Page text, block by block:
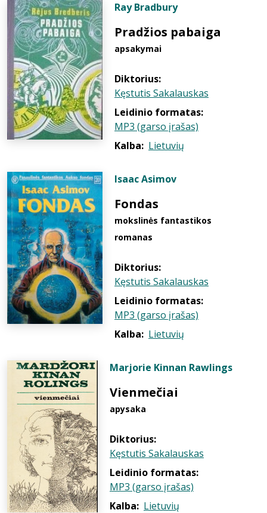
Ray Bradbury
Pradžios pabaiga
apsakymai
Diktorius:
Kęstutis Sakalauskas
Leidinio formatas:
MP3 (garso įrašas)
Kalba: Lietuvių
Isaac Asimov
Fondas
mokslinės fantastikos
romanas
Diktorius:
Kęstutis Sakalauskas
Leidinio formatas:
MP3 (garso įrašas)
Kalba: Lietuvių
Marjorie Kinnan Rawlings
Vienmečiai
apysaka
Diktorius:
Kęstutis Sakalauskas
Leidinio formatas:
MP3 (garso įrašas)
Kalba: Lietuvių